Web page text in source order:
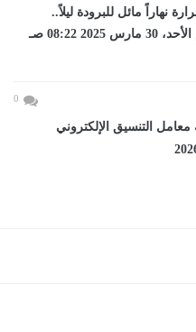
نهاراً مائل للبرودة ليلاً..
والعظمى فى القاهرة...اليوم الأحد، 30 مارس 2025 08:22 صـ
0
التنسيق الإلكتروني